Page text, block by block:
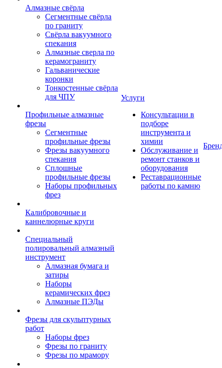
Алмазные свёрла
Сегментные свёрла
по граниту
Свёрла вакуумного
спекания
Алмазные сверла по
керамограниту
Гальванические
коронки
Тонкостенные свёрла
для ЧПУ
Профильные алмазные
фрезы
Сегментные
профильные фрезы
Фрезы вакуумного
спекания
Сплошные
профильные фрезы
Наборы профильных
фрез
Калибровочные и
каннелюрные круги
Специальный
полировальный алмазный
инструмент
Алмазная бумага и
затиры
Наборы
керамических фрез
Алмазные ПЭДы
Фрезы для скульптурных
работ
Наборы фрез
Фрезы по граниту
Фрезы по мрамору
Услуги
Консультации в
подборе
инструмента и
химии
Обслуживание и
ремонт станков и
оборудования
Реставрационные
работы по камню